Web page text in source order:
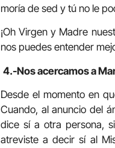
moría de sed y tú no le
¡Oh Virgen y Madre
nos puedes entender
4.-Nos acercamos a
Desde el momento en
Cuando, al anuncio del
dice sí a otra persona,
atreviste a decir sí al